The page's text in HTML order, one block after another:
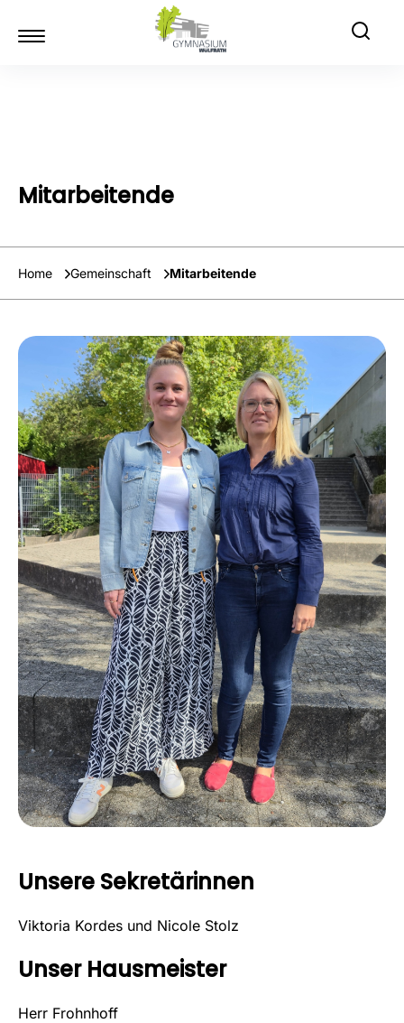
Mitarbeitende
Home Gemeinschaft Mitarbeitende
Unsere Sekretärinnen
Viktoria Kordes und Nicole Stolz
Unser Hausmeister
Herr Frohnhoff